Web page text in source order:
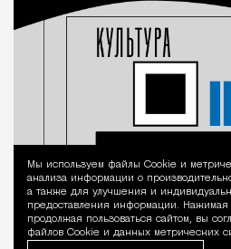
Мы используем файлы Сookie и
анализа информации о
а также для улучшения и
предоставления информации. Нажимая
продолжая пользоваться сайтом, вы
файлов Cookie и данных метрических